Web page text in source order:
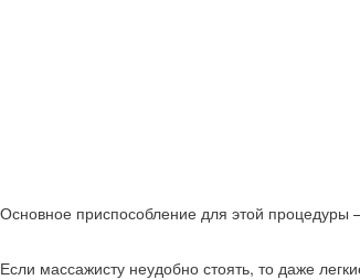
Основное приспособление для этой процедуры
Если массажисту неудобно стоять, то даже